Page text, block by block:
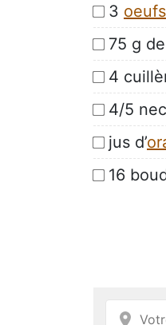
3 oeufs
75 g
4
4/5
jus d’
16